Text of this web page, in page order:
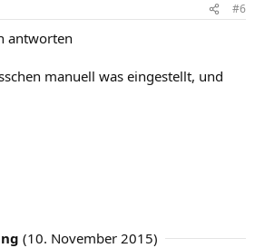
#6
antworten
manuell was eingestellt, und
(10. November 2015)